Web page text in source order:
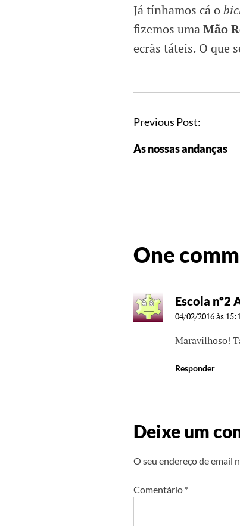
Já tínhamos cá o
fizemos umaMão
ecrãs táteis. O que
Previous Post:
As nossas andanças
One
Escola nº2
04/02/2016 às
Maravilhoso!
Responder
Deixe um
O seu endereço de email
Comentário *